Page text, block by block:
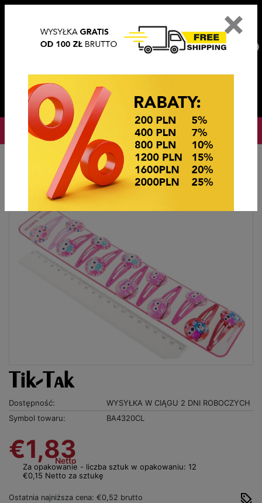
OKAZJE CENOWE! OKAZJE CENOWE!
Strona główna Ozdoby do włosów TIK TAKI Z OZDOBĄ
Tik-Tak
Dostępność:
WYSYŁKA W CIĄGU 2 DNI ROBOCZYCH
Symbol towaru:
BA4320CL
€1,83
Netto
Za opakowanie - liczba sztuk w opakowaniu: 12
€0,15 Netto za sztukę
Ostatnia najniższa cena: €0,52 brutto
×